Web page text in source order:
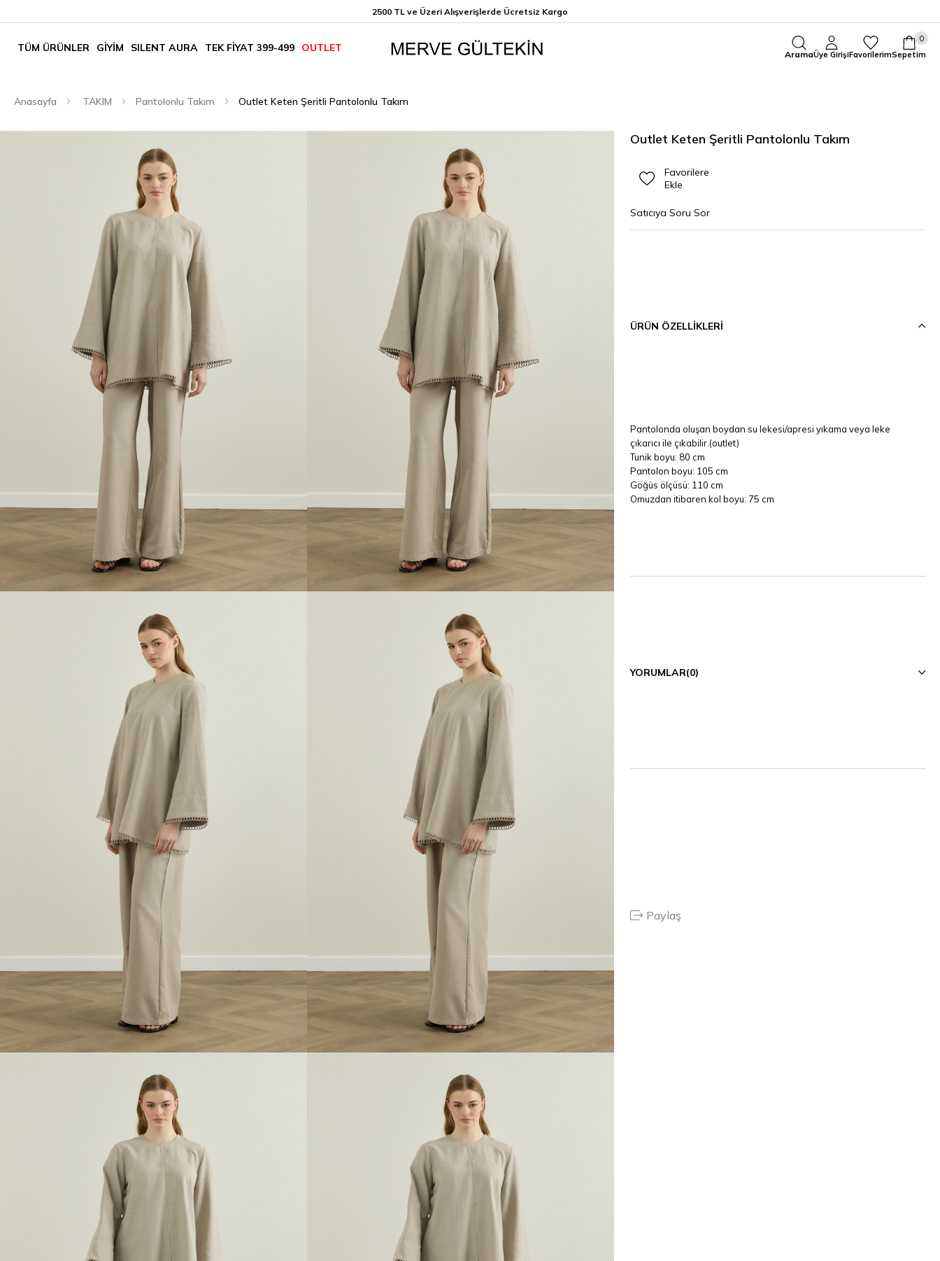
2500 TL ve Üzeri Alışverişlerde Ücretsiz Kargo
TÜM ÜRÜNLER GİYİM SILENT AURA TEK FİYAT 399-499 OUTLET
AramaÜye GirişiFavorilerimSepetim
0
Anasayfa TAKIM Pantolonlu Takım Outlet Keten Şeritli Pantolonlu Takım
Outlet Keten Şeritli Pantolonlu Takım
Favorilere
Ekle
Satıcıya Soru Sor
ÜRÜN ÖZELLIKLERI
Pantolonda oluşan boydan su lekesi/apresi yıkama veya leke
çıkarıcı ile çıkabilir.(outlet)
Tunik boyu: 80 cm
Pantolon boyu: 105 cm
Göğüs ölçüsü: 110 cm
Omuzdan itibaren kol boyu: 75 cm
YORUMLAR(0)
Paylaş